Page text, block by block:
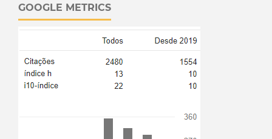
GOOGLE METRICS